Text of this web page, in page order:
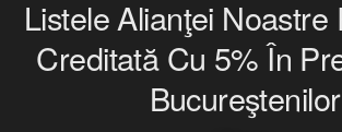
Listele Alianţei Noastre
Creditată Cu 5% În
Bucureştenilor